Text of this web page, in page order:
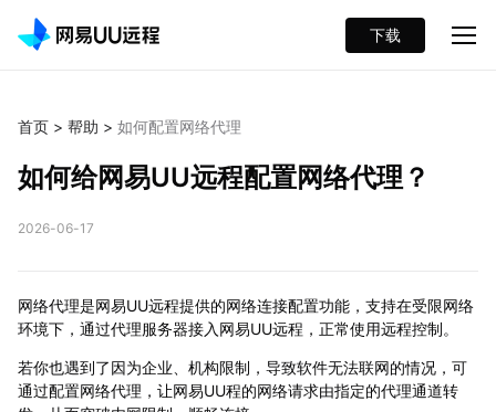
下载
首页 > 帮助 > 如何配置网络代理
如何给网易UU远程配置网络代理？
2026-06-17
网络代理是网易UU远程提供的网络连接配置功能，支持在受限网络
环境下，通过代理服务器接入网易UU远程，正常使用远程控制。
若你也遇到了因为企业、机构限制，导致软件无法联网的情况，可
通过配置网络代理，让网易UU程的网络请求由指定的代理通道转